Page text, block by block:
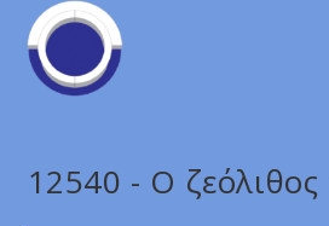
12540 - Ο